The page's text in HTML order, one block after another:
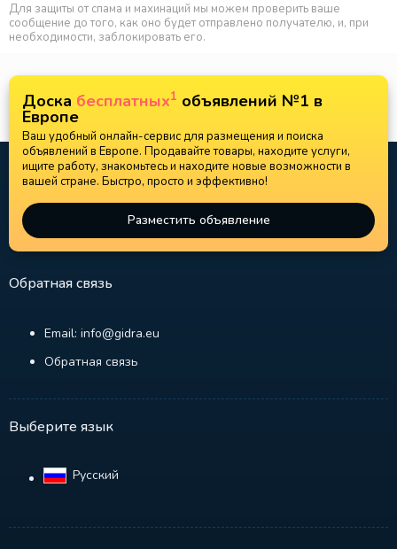
Для защиты от спама и махинаций мы можем проверить ваше
сообщение до того, как оно будет отправлено получателю, и, при
необходимости, заблокировать его.
Доска бесплатных1 объявлений №1 в
Европе
Ваш удобный онлайн-сервис для размещения и поиска
объявлений в Европе. Продавайте товары, находите услуги,
ищите работу, знакомьтесь и находите новые возможности в
вашей стране. Быстро, просто и эффективно!
Разместить объявление
Обратная связь
Email: info@gidra.eu
Обратная связь
Выберите язык
Русский‎